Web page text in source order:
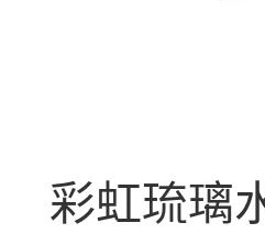
彩虹琉璃